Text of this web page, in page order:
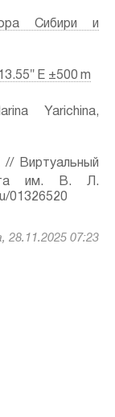
Сибири и
E ±500 m
Yarichina,
// Виртуальный
им. В. Л.
01326520
28.11.2025 07:23